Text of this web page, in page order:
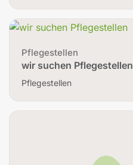
Pflegestellen
wir suchen Pflegestellen
Pflegestellen